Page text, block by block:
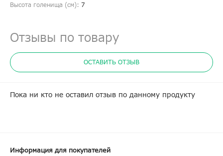
Высота голенища (cм): 7
Отзывы по товару
ОСТАВИТЬ ОТЗЫВ
Пока ни кто не оставил отзыв по данному продукту
Информация для покупателей